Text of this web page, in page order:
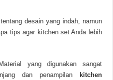
desain yang indah, namun
tips agar kitchen set Anda lebih
yang digunakan sangat
dan penampilan
kitchen